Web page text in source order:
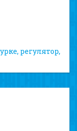
регулятор,